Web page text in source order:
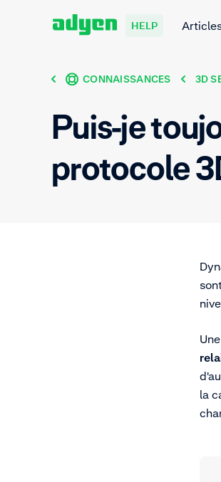
HELP
CONNAISSANCES 3D
Puis-je
protocole
la